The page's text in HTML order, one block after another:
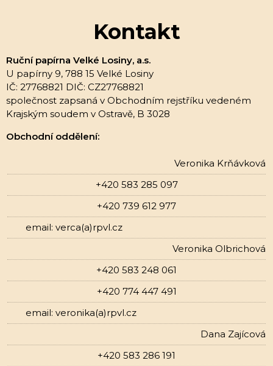
Kontakt
Ruční papírna Velké Losiny, a.s.
U papírny 9, 788 15 Velké Losiny
IČ: 27768821 DIČ: CZ27768821
společnost zapsaná v Obchodním rejstříku vedeném
Krajským soudem v Ostravě, B 3028
Obchodní oddělení:
Veronika Krňávková
+420 583 285 097
+420 739 612 977
email: verca(a)rpvl.cz
Veronika Olbrichová
+420 583 248 061
+420 774 447 491
email: veronika(a)rpvl.cz
Dana Zajícová
+420 583 286 191